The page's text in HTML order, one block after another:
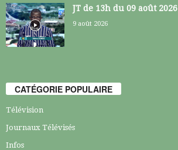
JT de 13h du 09 août 2026
9 août 2026
CATÉGORIE POPULAIRE
Télévision
Journaux Télévisés
Infos